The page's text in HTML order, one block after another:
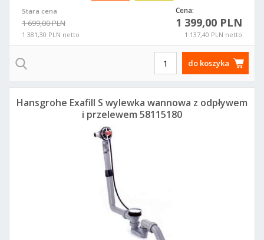
Stara cena
1 699,00 PLN
1 381,30 PLN netto
Cena:
1 399,00 PLN
1 137,40 PLN netto
do koszyka
Hansgrohe Exafill S wylewka wannowa z odpływem
i przelewem 58115180